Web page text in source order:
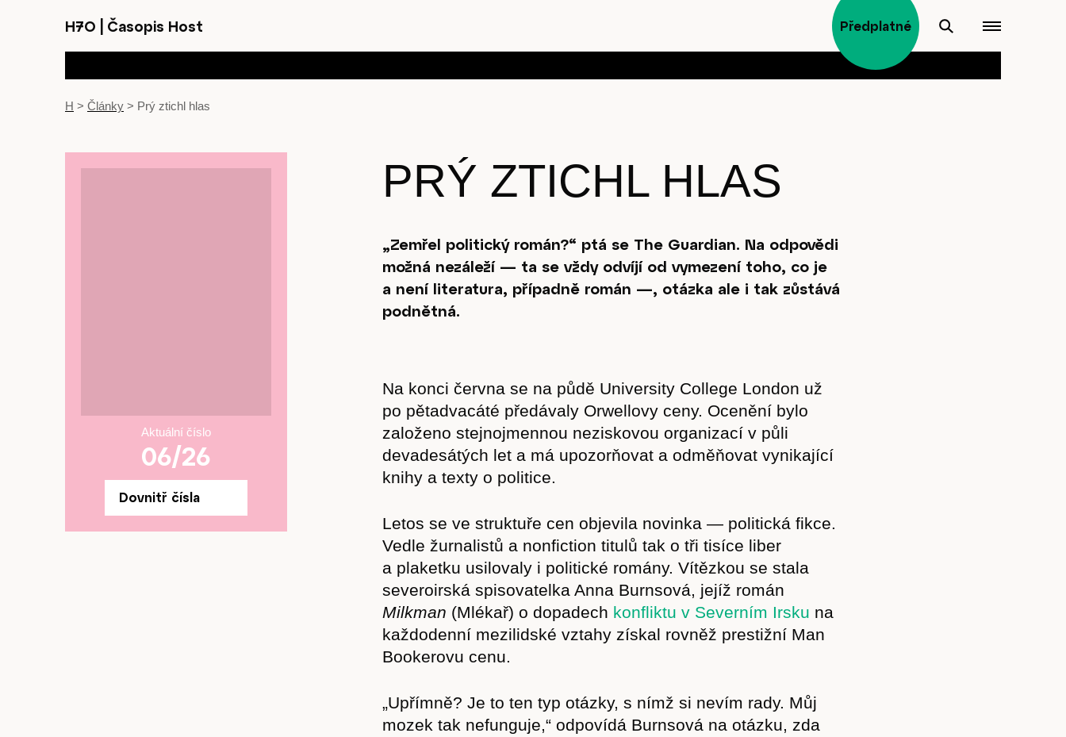
H7O Časopis Host Předplatné
H > Články > Prý ztichl hlas
Aktuální číslo
06/26
Dovnitř čísla
PRÝ ZTICHL HLAS
„Zemřel politický román?“ ptá se The Guardian. Na odpovědi
možná nezáleží — ta se vždy odvíjí od vymezení toho, co je
a není literatura, případně román —, otázka ale i tak zůstává
podnětná.
Na konci června se na půdě University College London už
po pětadvacáté předávaly Orwellovy ceny. Ocenění bylo
založeno stejnojmennou neziskovou organizací v půli
devadesátých let a má upozorňovat a odměňovat vynikající
knihy a texty o politice.
Letos se ve struktuře cen objevila novinka — politická fikce.
Vedle žurnalistů a nonfiction titulů tak o tři tisíce liber
a plaketku usilovaly i politické romány. Vítězkou se stala
severoirská spisovatelka Anna Burnsová, jejíž román
Milkman (Mlékař) o dopadech konfliktu v Severním Irsku na
každodenní mezilidské vztahy získal rovněž prestižní Man
Bookerovu cenu.
„Upřímně? Je to ten typ otázky, s nímž si nevím rady. Můj
mozek tak nefunguje,“ odpovídá Burnsová na otázku, zda